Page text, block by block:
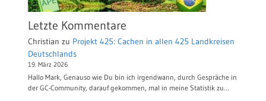
Letzte Kommentare
Christian zu Projekt 425: Cachen in allen 425 Landkreisen
Deutschlands
19. März 2026
Hallo Mark, Genauso wie Du bin ich irgendwann, durch Gespräche in
der GC-Community, darauf gekommen, mal in meine Statistik zu…